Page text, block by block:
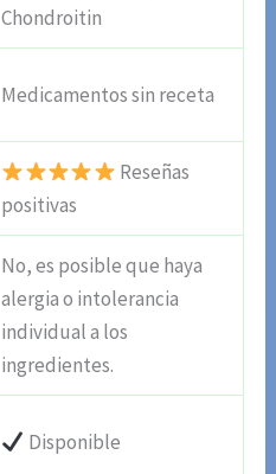
Chondroitin
Medicamentos sin receta
Reseñas
positivas
No, es posible que haya
alergia o intolerancia
individual a los
ingredientes.
Disponible